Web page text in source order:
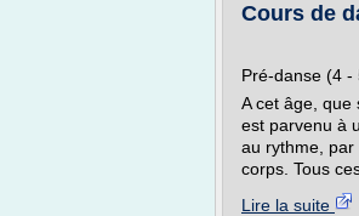
Cours de
Pré-danse (4 -
A cet âge, que
est parvenu à
au rythme, par
corps. Tous
Lire la suite